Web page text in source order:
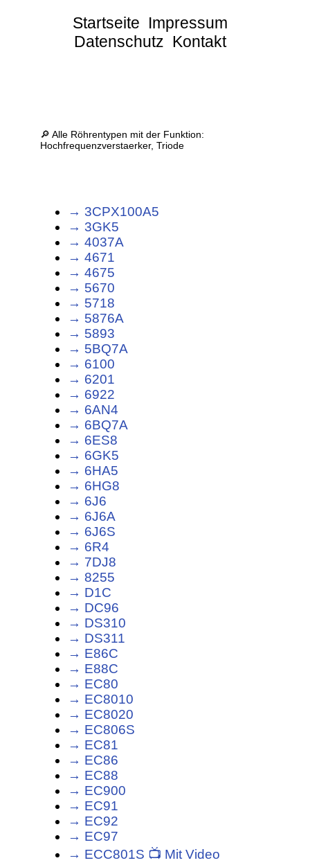
Startseite Impressum
Datenschutz Kontakt
🔎 Alle Röhrentypen mit der Funktion:
Hochfrequenzverstaerker, Triode
→ 3CPX100A5
→ 3GK5
→ 4037A
→ 4671
→ 4675
→ 5670
→ 5718
→ 5876A
→ 5893
→ 5BQ7A
→ 6100
→ 6201
→ 6922
→ 6AN4
→ 6BQ7A
→ 6ES8
→ 6GK5
→ 6HA5
→ 6HG8
→ 6J6
→ 6J6A
→ 6J6S
→ 6R4
→ 7DJ8
→ 8255
→ D1C
→ DC96
→ DS310
→ DS311
→ E86C
→ E88C
→ EC80
→ EC8010
→ EC8020
→ EC806S
→ EC81
→ EC86
→ EC88
→ EC900
→ EC91
→ EC92
→ EC97
→ ECC801S 📺 Mit Video